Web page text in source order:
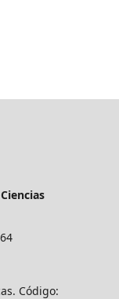
Código: